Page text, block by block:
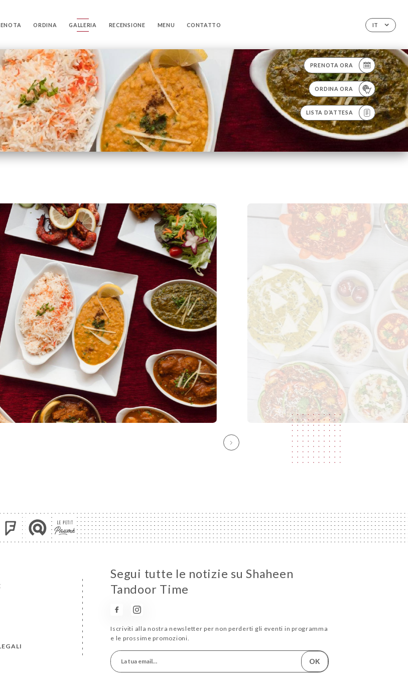
IT
ORDINA GALLERIA RECENSIONE MENU CONTATTO
PRENOTA ORA
ORDINA ORA
LISTA D’ATTESA
Segui tutte le notizie su Shaheen
Tandoor Time
Iscriviti alla nostra newsletter per non perderti gli eventi in programma
e le prossime promozioni.
OK